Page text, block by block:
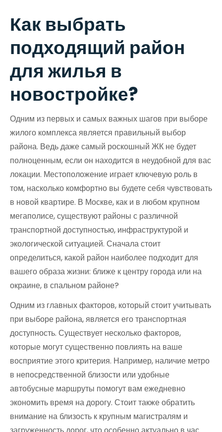
Как выбрать
подходящий район
для жилья в
новостройке?
Одним из первых и самых важных шагов при выборе
жилого комплекса является правильный выбор
района. Ведь даже самый роскошный ЖК не будет
полноценным, если он находится в неудобной для вас
локации. Местоположение играет ключевую роль в
том, насколько комфортно вы будете себя чувствовать
в новой квартире. В Москве, как и в любом крупном
мегаполисе, существуют районы с различной
транспортной доступностью, инфраструктурой и
экологической ситуацией. Сначала стоит
определиться, какой район наиболее подходит для
вашего образа жизни: ближе к центру города или на
окраине, в спальном районе?
Одним из главных факторов, который стоит учитывать
при выборе района, является его транспортная
доступность. Существует несколько факторов,
которые могут существенно повлиять на ваше
восприятие этого критерия. Например, наличие метро
в непосредственной близости или удобные
автобусные маршруты помогут вам ежедневно
экономить время на дорогу. Стоит также обратить
внимание на близость к крупным магистралям и